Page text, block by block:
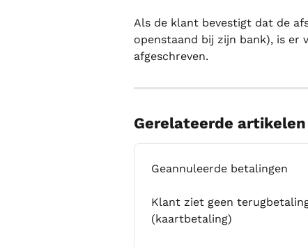
Als de klant bevestigt dat de
openstaand bij zijn bank), is
afgeschreven.
Gerelateerde artikelen
Geannuleerde betalingen
Klant ziet geen
(kaartbetaling)